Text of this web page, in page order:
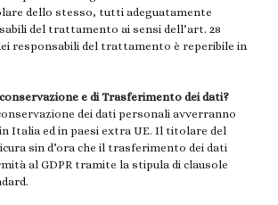
dello stesso, tutti adeguatamente
del trattamento ai sensi dell’art. 28
dei responsabili del trattamento è reperibile in
e di Trasferimento dei dati?
dei dati personali avverranno
Italia ed in paesi extra UE. Il titolare del
sin d’ora che il trasferimento dei dati
al GDPR tramite la stipula di clausole